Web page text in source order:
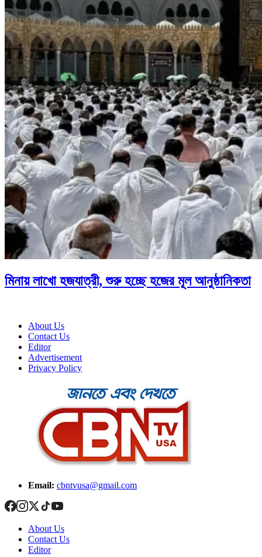
মিনায় লাখো হজযাত্রী, শুরু হচ্ছে হজের মূল আনুষ্ঠানিকতা
About Us
Contact Us
Editor
Advertisement
Privacy Policy
Email: cbntvusa@gmail.com
About Us
Contact Us
Editor